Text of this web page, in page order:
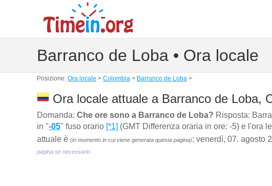
Barranco de Loba • Ora locale
Posizione: Ora locale > Colombia > Barranco de Loba >
Ora locale attuale a Barranco de Loba,
Domanda: Che ore sono a Barranco de Loba? Risposta:
in "-05" fuso orario [*1] (GMT Differenza oraria in ore: -5) e l'ora
attuale è (in momento in cui viene generata questa pagina): venerdì, 07. agosto
pagina se necessario